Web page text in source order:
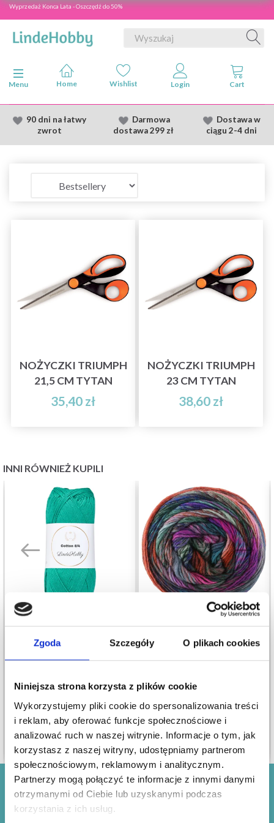
Zgoda Szczegóły O plikach cookies
Niniejsza strona korzysta z plików cookie
Wykorzystujemy pliki cookie do spersonalizowania treści
i reklam, aby oferować funkcje społecznościowe i
analizować ruch w naszej witrynie. Informacje o tym, jak
korzystasz z naszej witryny, udostępniamy partnerom
społecznościowym, reklamowym i analitycznym.
Partnerzy mogą połączyć te informacje z innymi danymi
otrzymanymi od Ciebie lub uzyskanymi podczas
korzystania z ich usług.
Wyprzedaż Konca Lata - Oszczędź do 50%
Przełącz nawigację
Menu
90 dni na łatwy
zwrot
Darmowa
dostawa299 zł
Dostawaw
ciągu 2-4 dni
NOŻYCZKI TRIUMPH
21,5 CM TYTAN
35,40 zł
NOŻYCZKI TRIUMPH
23 CM TYTAN
38,60 zł
INNI RÓWNIEŻ KUPILI
LINDEHOBBY COTTON
11,40 zł
Zobacz wszystkie opcje
LANA GROSSA
67,80 zł
Zobacz wszystkie opcje
Oszczędzaj nawet do 50%!